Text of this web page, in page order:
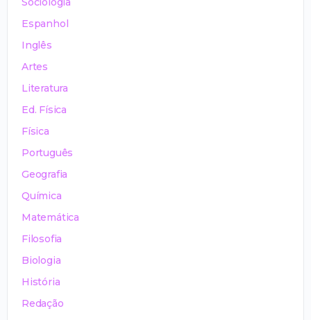
Espanhol
Inglês
Artes
Literatura
Ed. Física
Física
Português
Geografia
Química
Matemática
Filosofia
Biologia
História
Redação